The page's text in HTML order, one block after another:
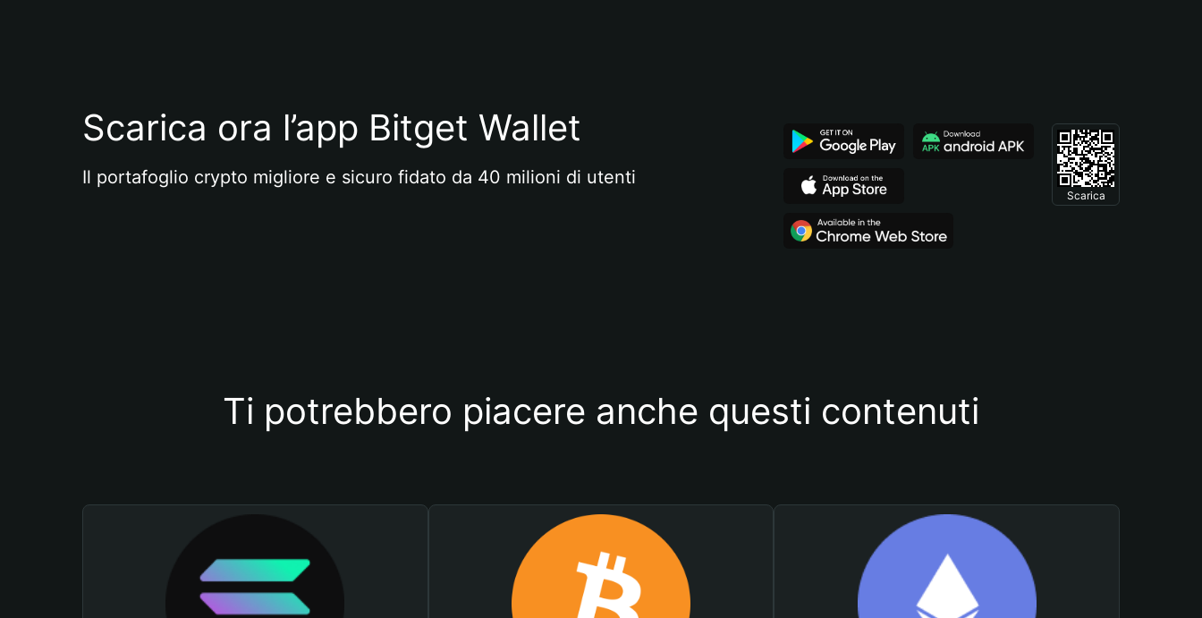
Scarica ora l’app Bitget Wallet
Il portafoglio crypto migliore e sicuro fidato da 40 milioni di utenti
Scarica
Ti potrebbero piacere anche questi contenuti